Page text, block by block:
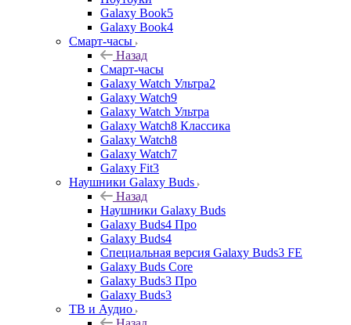
Galaxy Book5
Galaxy Book4
Смарт-часы
Назад
Смарт-часы
Galaxy Watch Ультра2
Galaxy Watch9
Galaxy Watch Ультра
Galaxy Watch8 Классика
Galaxy Watch8
Galaxy Watch7
Galaxy Fit3
Наушники Galaxy Buds
Назад
Наушники Galaxy Buds
Galaxy Buds4 Про
Galaxy Buds4
Специальная версия Galaxy Buds3 FE
Galaxy Buds Core
Galaxy Buds3 Про
Galaxy Buds3
ТВ и Аудио